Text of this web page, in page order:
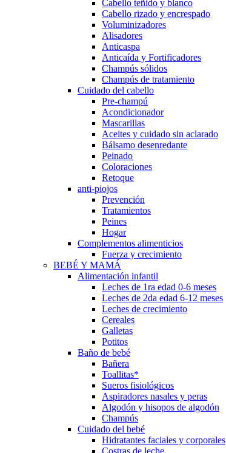
Cabello teñido y blanco
Cabello rizado y encrespado
Voluminizadores
Alisadores
Anticaspa
Anticaída y Fortificadores
Champús sólidos
Champús de tratamiento
Cuidado del cabello
Pre-champú
Acondicionador
Mascarillas
Aceites y cuidado sin aclarado
Bálsamo desenredante
Peinado
Coloraciones
Retoque
anti-piojos
Prevención
Tratamientos
Peines
Hogar
Complementos alimenticios
Fuerza y crecimiento
BEBÉ Y MAMÁ
Alimentación infantil
Leches de 1ra edad 0-6 meses
Leches de 2da edad 6-12 meses
Leches de crecimiento
Cereales
Galletas
Potitos
Baño de bebé
Bañera
Toallitas*
Sueros fisiológicos
Aspiradores nasales y peras
Algodón y hisopos de algodón
Champús
Cuidado del bebé
Hidratantes faciales y corporales
Costras de leche